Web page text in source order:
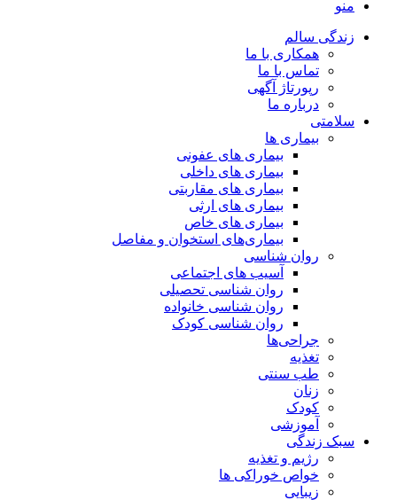
منو
زندگی سالم
همکاری با ما
تماس با ما
رپورتاژ آگهی
درباره ما
سلامتی
بیماری ها
بیماری های عفونی
بیماری های داخلی
بیماری های مقاربتی
بیماری های ارثی
بیماری های خاص
بیماری‌های استخوان و مفاصل
روان شناسی
آسیب های اجتماعی
روان شناسی تحصیلی
روان شناسی خانواده
روان شناسی کودک
جراحی‌ها
تغذیه
طب سنتی
زنان
کودک
آموزشی
سبک زندگی
رژیم و تغذیه
خواص خوراکی ها
زیبایی